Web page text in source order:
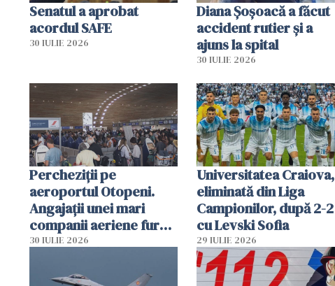
Senatul a aprobat
acordul SAFE
30 IULIE 2026
Diana Șoșoacă a făcut
accident rutier și a
ajuns la spital
30 IULIE 2026
Percheziții pe
aeroportul Otopeni.
Angajații unei mari
companii aeriene furau
parfumuri, ceasuri și
vânzării
30 IULIE 2026
Universitatea Craiova,
eliminată din Liga
Campionilor, după 2-2
cu Levski Sofia
29 IULIE 2026